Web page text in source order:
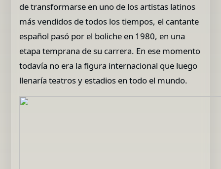
de transformarse en uno de los artistas latinos
más vendidos de todos los tiempos, el cantante
español pasó por el boliche en 1980, en una
etapa temprana de su carrera. En ese momento
todavía no era la figura internacional que luego
llenaría teatros y estadios en todo el mundo.